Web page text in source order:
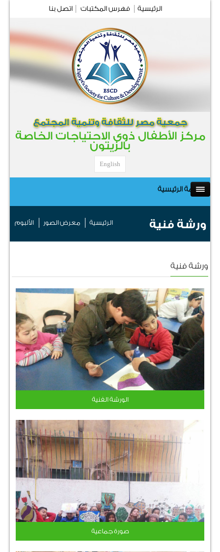
الرئيسية فهرس المكتبات اتصل بنا
مركز الأطفال ذوى الاحتياجات الخاصة
بالزيتون
English
القائمة الرئيسية
ورشة فنية الرئيسية معرض الصور الألبوم
ورشة فنية
الورشة الفنية
صورة جماعية